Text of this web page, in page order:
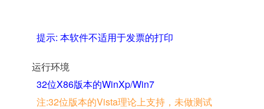
提示: 本软件不适用于发票的打印
运行环境
32位X86版本的WinXp/Win7
注:32位版本的Vista理论上支持，未做测试